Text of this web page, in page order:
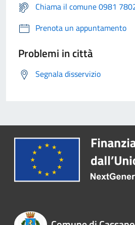
Chiama il comune 0981
Prenota un appuntamento
Problemi in città
Segnala disservizio